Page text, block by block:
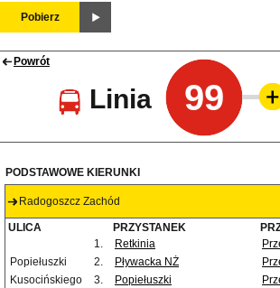
Pobierz
Powrót
Linia 99
PODSTAWOWE KIERUNKI
Radogoszcz Zachód
ULICA PRZYSTANEK
1.
Retkinia
Popiełuszki
2. Pływacka NŻ
Kusocińskiego
3. Popiełuszki